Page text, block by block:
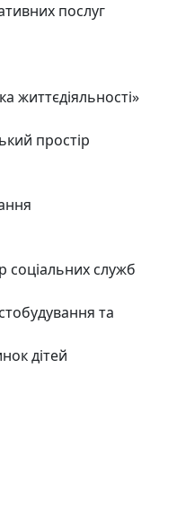
послуг
життєдіяльності»
простір
соціальних служб
та
дітей